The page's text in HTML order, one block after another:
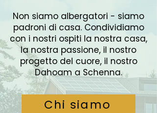
Non siamo albergatori - siamo
padroni di casa. Condividiamo
con i nostri ospiti la nostra casa,
la nostra passione, il nostro
progetto del cuore, il nostro
Dahoam a Schenna.
Chi siamo